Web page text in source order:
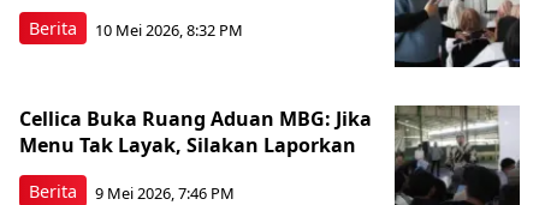
Berita 10 Mei 2026, 8:32 PM
Berita
Cellica Buka Ruang Aduan MBG: Jika
Menu Tak Layak, Silakan Laporkan
9 Mei 2026, 7:46 PM